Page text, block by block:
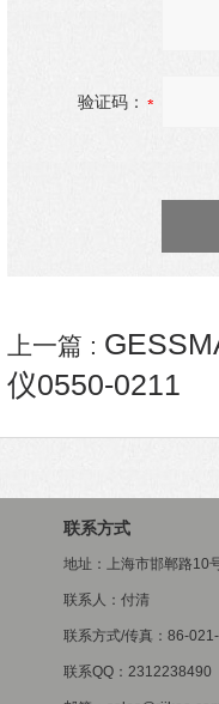
验证码：
上一篇 :
仪0550-0211
联系方式
地址：上海市邯郸路10
联系人：付清
联系方式/传真：86-
联系QQ：2312238490